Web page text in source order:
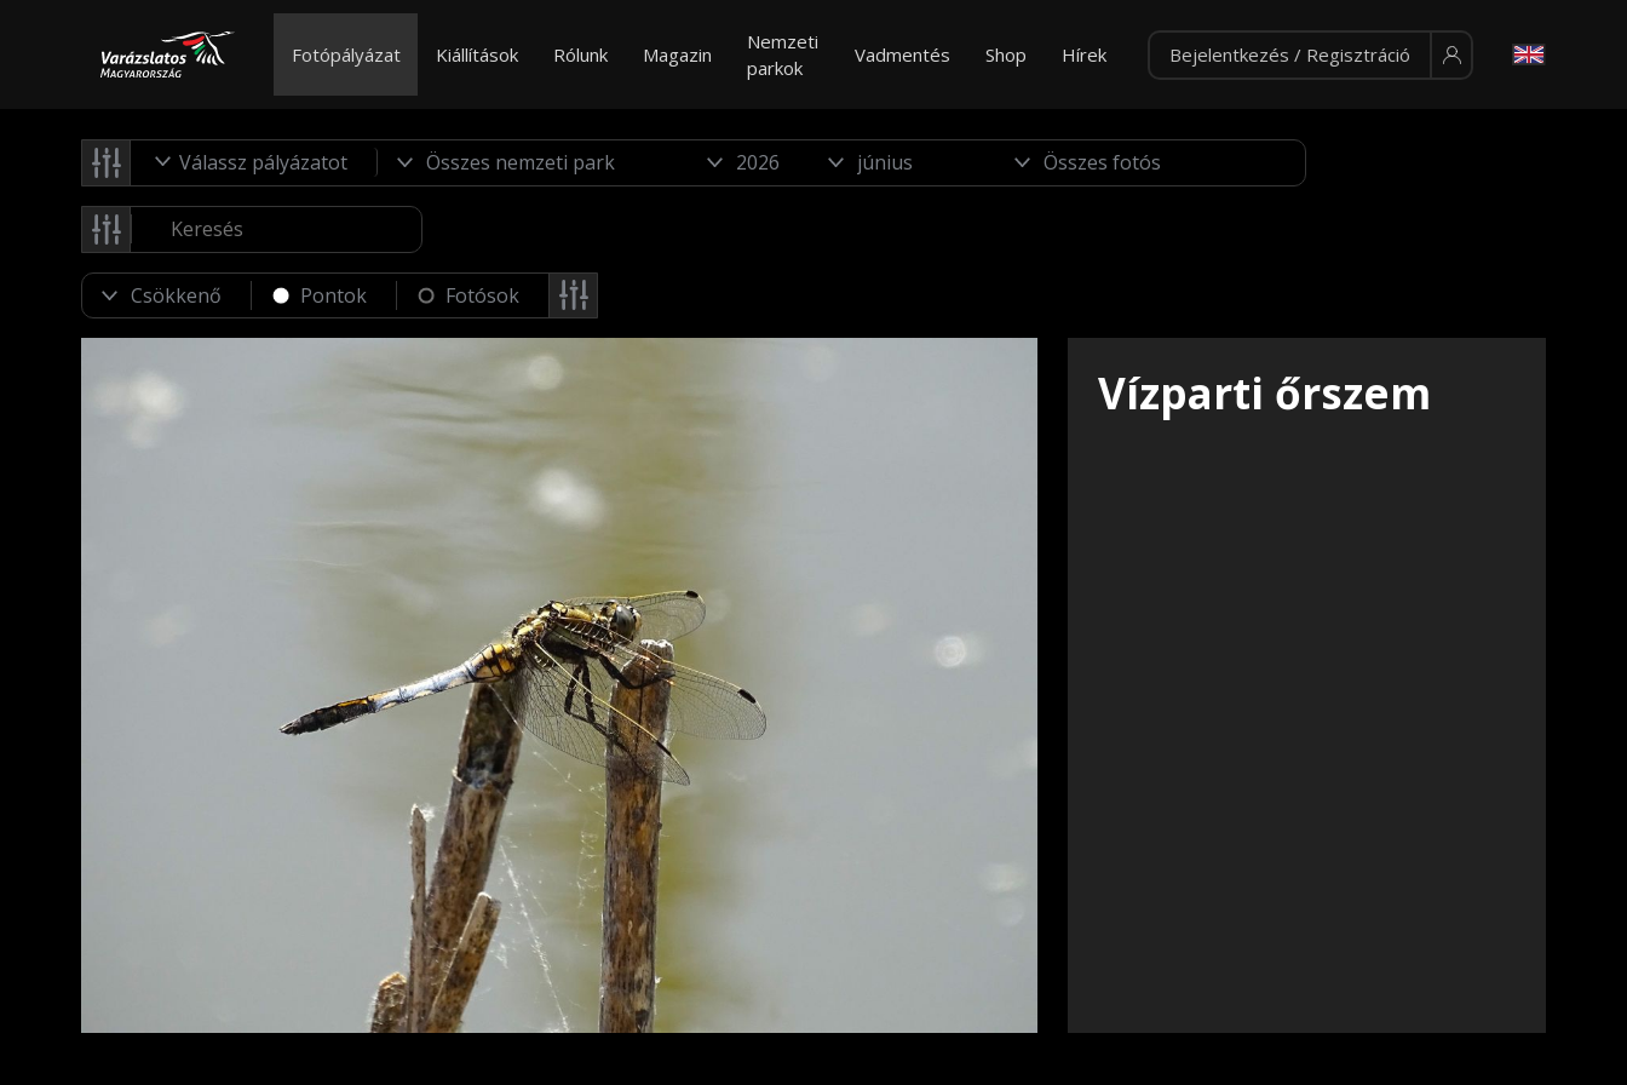
Fotópályázat Kiállítások Rólunk Magazin
Nemzeti
parkok
Vadmentés Shop Hírek Bejelentkezés / Regisztráció
Válassz pályázatot
Pontok Fotósok
Vízparti őrszem